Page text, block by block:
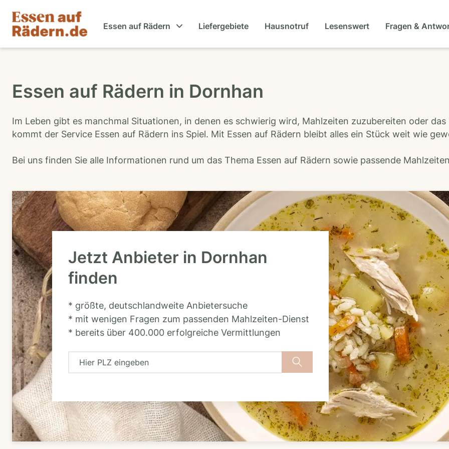
Essen auf Rädern Liefergebiete Hausnotruf Lesenswert Fragen &
Essen auf Rädern in Dornhan
Im Leben gibt es manchmal Situationen, in denen es schwierig wird, Mahlzeiten zuzubereiten oder
kommt der Service Essen auf Rädern ins Spiel. Mit Essen auf Rädern bleibt alles ein Stück weit wie
Bei uns finden Sie alle Informationen rund um das Thema Essen auf Rädern sowie passende
Jetzt Anbieter in Dornhan
finden
* größte, deutschlandweite Anbietersuche
* mit wenigen Fragen zum passenden Mahlzeiten-Dienst
* bereits über 400.000 erfolgreiche Vermittlungen
H
r
P
L